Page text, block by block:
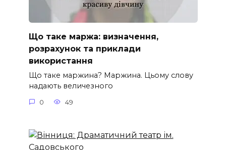
Що таке маржа: визначення,
розрахунок та приклади
використання
Що таке маржина? Маржина. Цьому слову
надають величезного
0 49